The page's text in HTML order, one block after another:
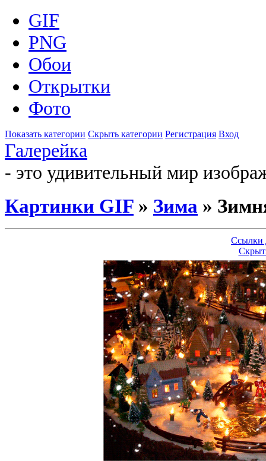
GIF
PNG
Обои
Открытки
Фото
Показать категории Скрыть категории Регистрация Вход
Галерейка
- это удивительный мир
Картинки GIF » Зима »
Ссылки